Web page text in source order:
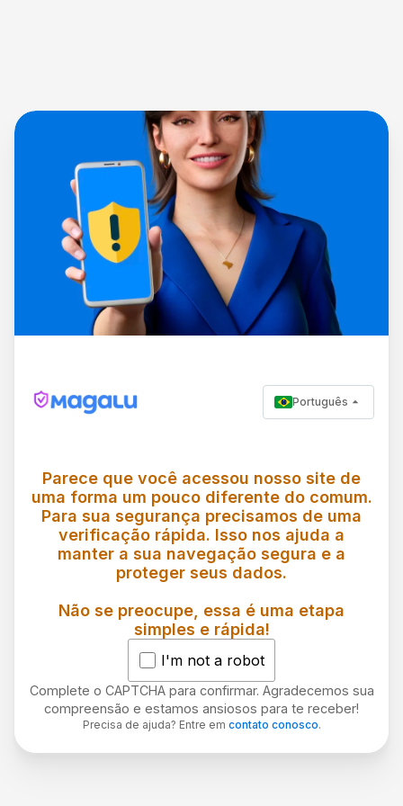
Português
Parece que você acessou nosso site de
uma forma um pouco diferente do comum.
Para sua segurança precisamos de uma
verificação rápida. Isso nos ajuda a
manter a sua navegação segura e a
proteger seus dados.
Não se preocupe, essa é uma etapa
simples e rápida!
I'm not a robot
Complete o CAPTCHA para confirmar. Agradecemos sua
compreensão e estamos ansiosos para te receber!
Precisa de ajuda? Entre em contato conosco.